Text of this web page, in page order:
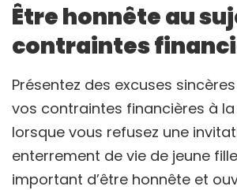
Être honnête au
contraintes
Présentez des excuses
vos contraintes financières à
lorsque vous refusez une
enterrement de vie de jeune
important d’être honnête et